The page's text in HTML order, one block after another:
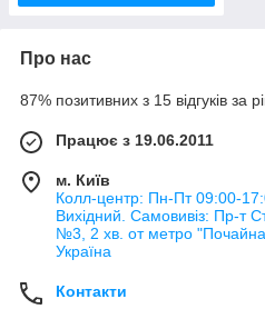
Про нас
87% позитивних з 15 відгуків за
Працює з 19.06.2011
м. Київ
Колл-центр: Пн-Пт 09:00-
Вихідний. Самовивіз: Пр-т
№3, 2 хв. от метро
Україна
Контакти